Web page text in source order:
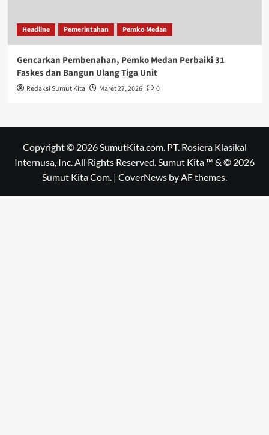
Headline Pemerintahan Pemko Medan
Gencarkan Pembenahan, Pemko Medan Perbaiki 31
Faskes dan Bangun Ulang Tiga Unit
Redaksi Sumut Kita Maret 27, 2026 0
Copyright © 2026 SumutKita.com. PT. Rosiera Klasikal
Internusa, Inc. All Rights Reserved. Sumut Kita ™ & © 2026
Sumut Kita Com. | CoverNews by AF themes.